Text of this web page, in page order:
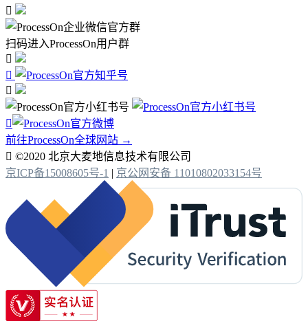

扫码进入ProcessOn用户群




前往ProcessOn全球网站 →
 ©2020 北京大麦地信息技术有限公司
京ICP备15008605号-1 | 京公网安备 11010802033154号